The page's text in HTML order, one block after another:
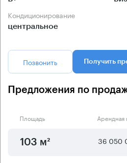
Кондиционирование
центральное
Позвонить Получить
Предложения по
Площадь Арендная
103 м² 36 050